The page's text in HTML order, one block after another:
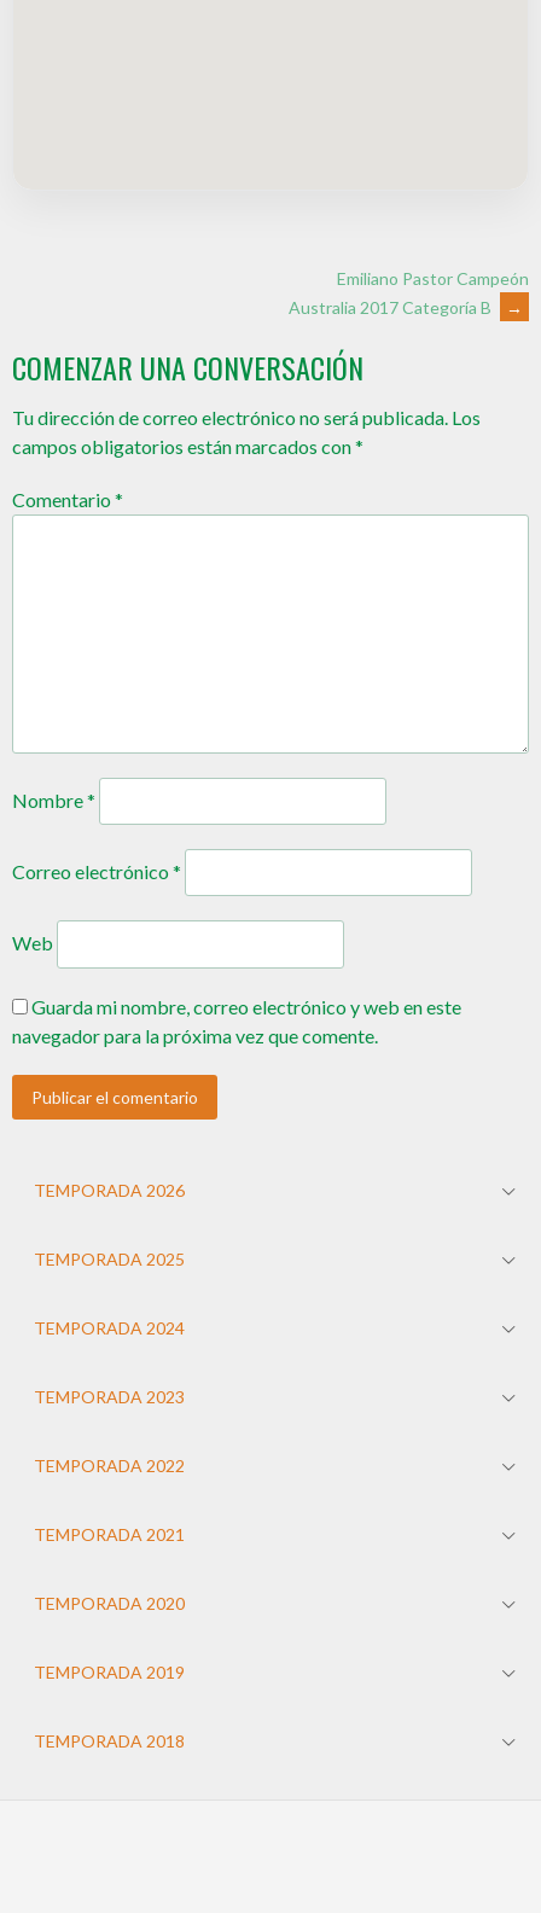
Emiliano Pastor Campeón
Australia 2017 Categoría B
→
COMENZAR UNA CONVERSACIÓN
Tu dirección de correo electrónico no será publicada. Los
campos obligatorios están marcados con*
Comentario*
Nombre*
Correo electrónico*
Web
Guarda mi nombre, correo electrónico y web en este
navegador para la próxima vez que comente.
TEMPORADA 2026
TEMPORADA 2025
TEMPORADA 2024
TEMPORADA 2023
TEMPORADA 2022
TEMPORADA 2021
TEMPORADA 2020
TEMPORADA 2019
TEMPORADA 2018